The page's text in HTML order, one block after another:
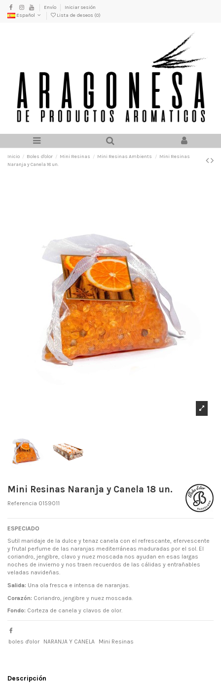
Envío
Iniciar sesión
Español
Lista de deseos (0)
Inicio Boles d'olor Mini Resinas Mini Resinas Ambients
Mini Resinas
Naranja y Canela 18 un.
Mini Resinas Naranja y Canela 18 un.
Referencia 0159011
ESPECIADO
Sutil maridaje de la dulce y tenaz canela con el refrescante, efervescente
y frutal perfume de las naranjas mediterráneas maduradas por el sol. El
coriandro, jengibre, clavo y nuez moscada nos ayudan en esas largas
noches de invierno y nos traen recuerdos de las cálidas y entrañables
veladas navideñas.
Salida: Una ola fresca e intensa de naranjas.
Corazón: Coriandro, jengibre y nuez moscada.
Fondo: Corteza de canela y clavos de olor.
boles d'olor NARANJA Y CANELA Mini Resinas
Descripción